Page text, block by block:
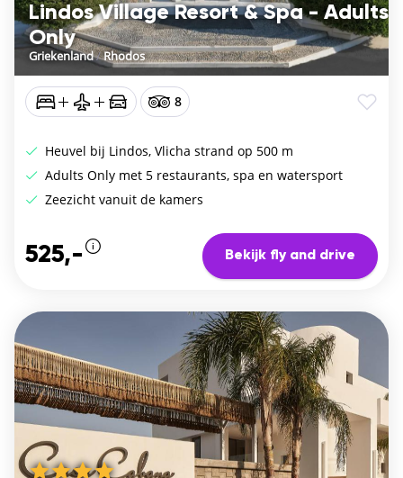
Lindos Village Resort & Spa - Adults
Only
Griekenland/Rhodos
8
Heuvel bij Lindos, Vlicha strand op 500 m
Adults Only met 5 restaurants, spa en watersport
Zeezicht vanuit de kamers
525,- Bekijk fly and drive